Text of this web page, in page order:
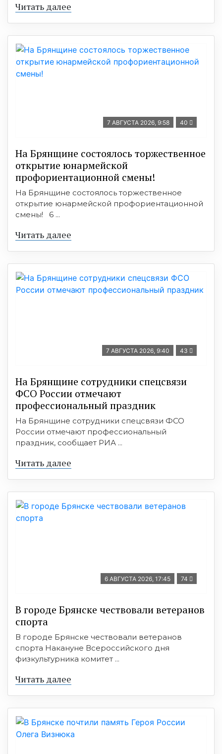
Читать далее
7 АВГУСТА 2026, 9:58 40
На Брянщине состоялось торжественное
открытие юнармейской
профориентационной смены!
На Брянщине состоялось торжественное
открытие юнармейской профориентационной
смены! 6 ...
Читать далее
7 АВГУСТА 2026, 9:40 43
На Брянщине сотрудники спецсвязи
ФСО России отмечают
профессиональный праздник
На Брянщине сотрудники спецсвязи ФСО
России отмечают профессиональный
праздник, сообщает РИА ...
Читать далее
6 АВГУСТА 2026, 17:45 74
В городе Брянске чествовали ветеранов
спорта
В городе Брянске чествовали ветеранов
спорта Накануне Всероссийского дня
физкультурника комитет ...
Читать далее